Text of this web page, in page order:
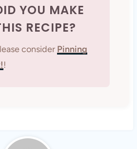
YOU MAKE
RECIPE?
consider Pinning
!